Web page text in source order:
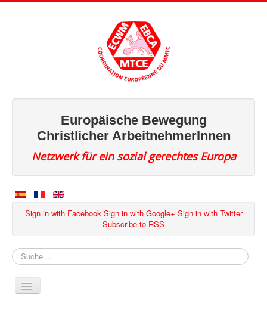
Europäische Bewegung
Christlicher ArbeitnehmerInnen
Netzwerk für ein sozial gerechtes Europa
Sign in with Facebook Sign in with Google+ Sign in with Twitter
Subscribe to RSS
Suchen
Navigation
an/aus